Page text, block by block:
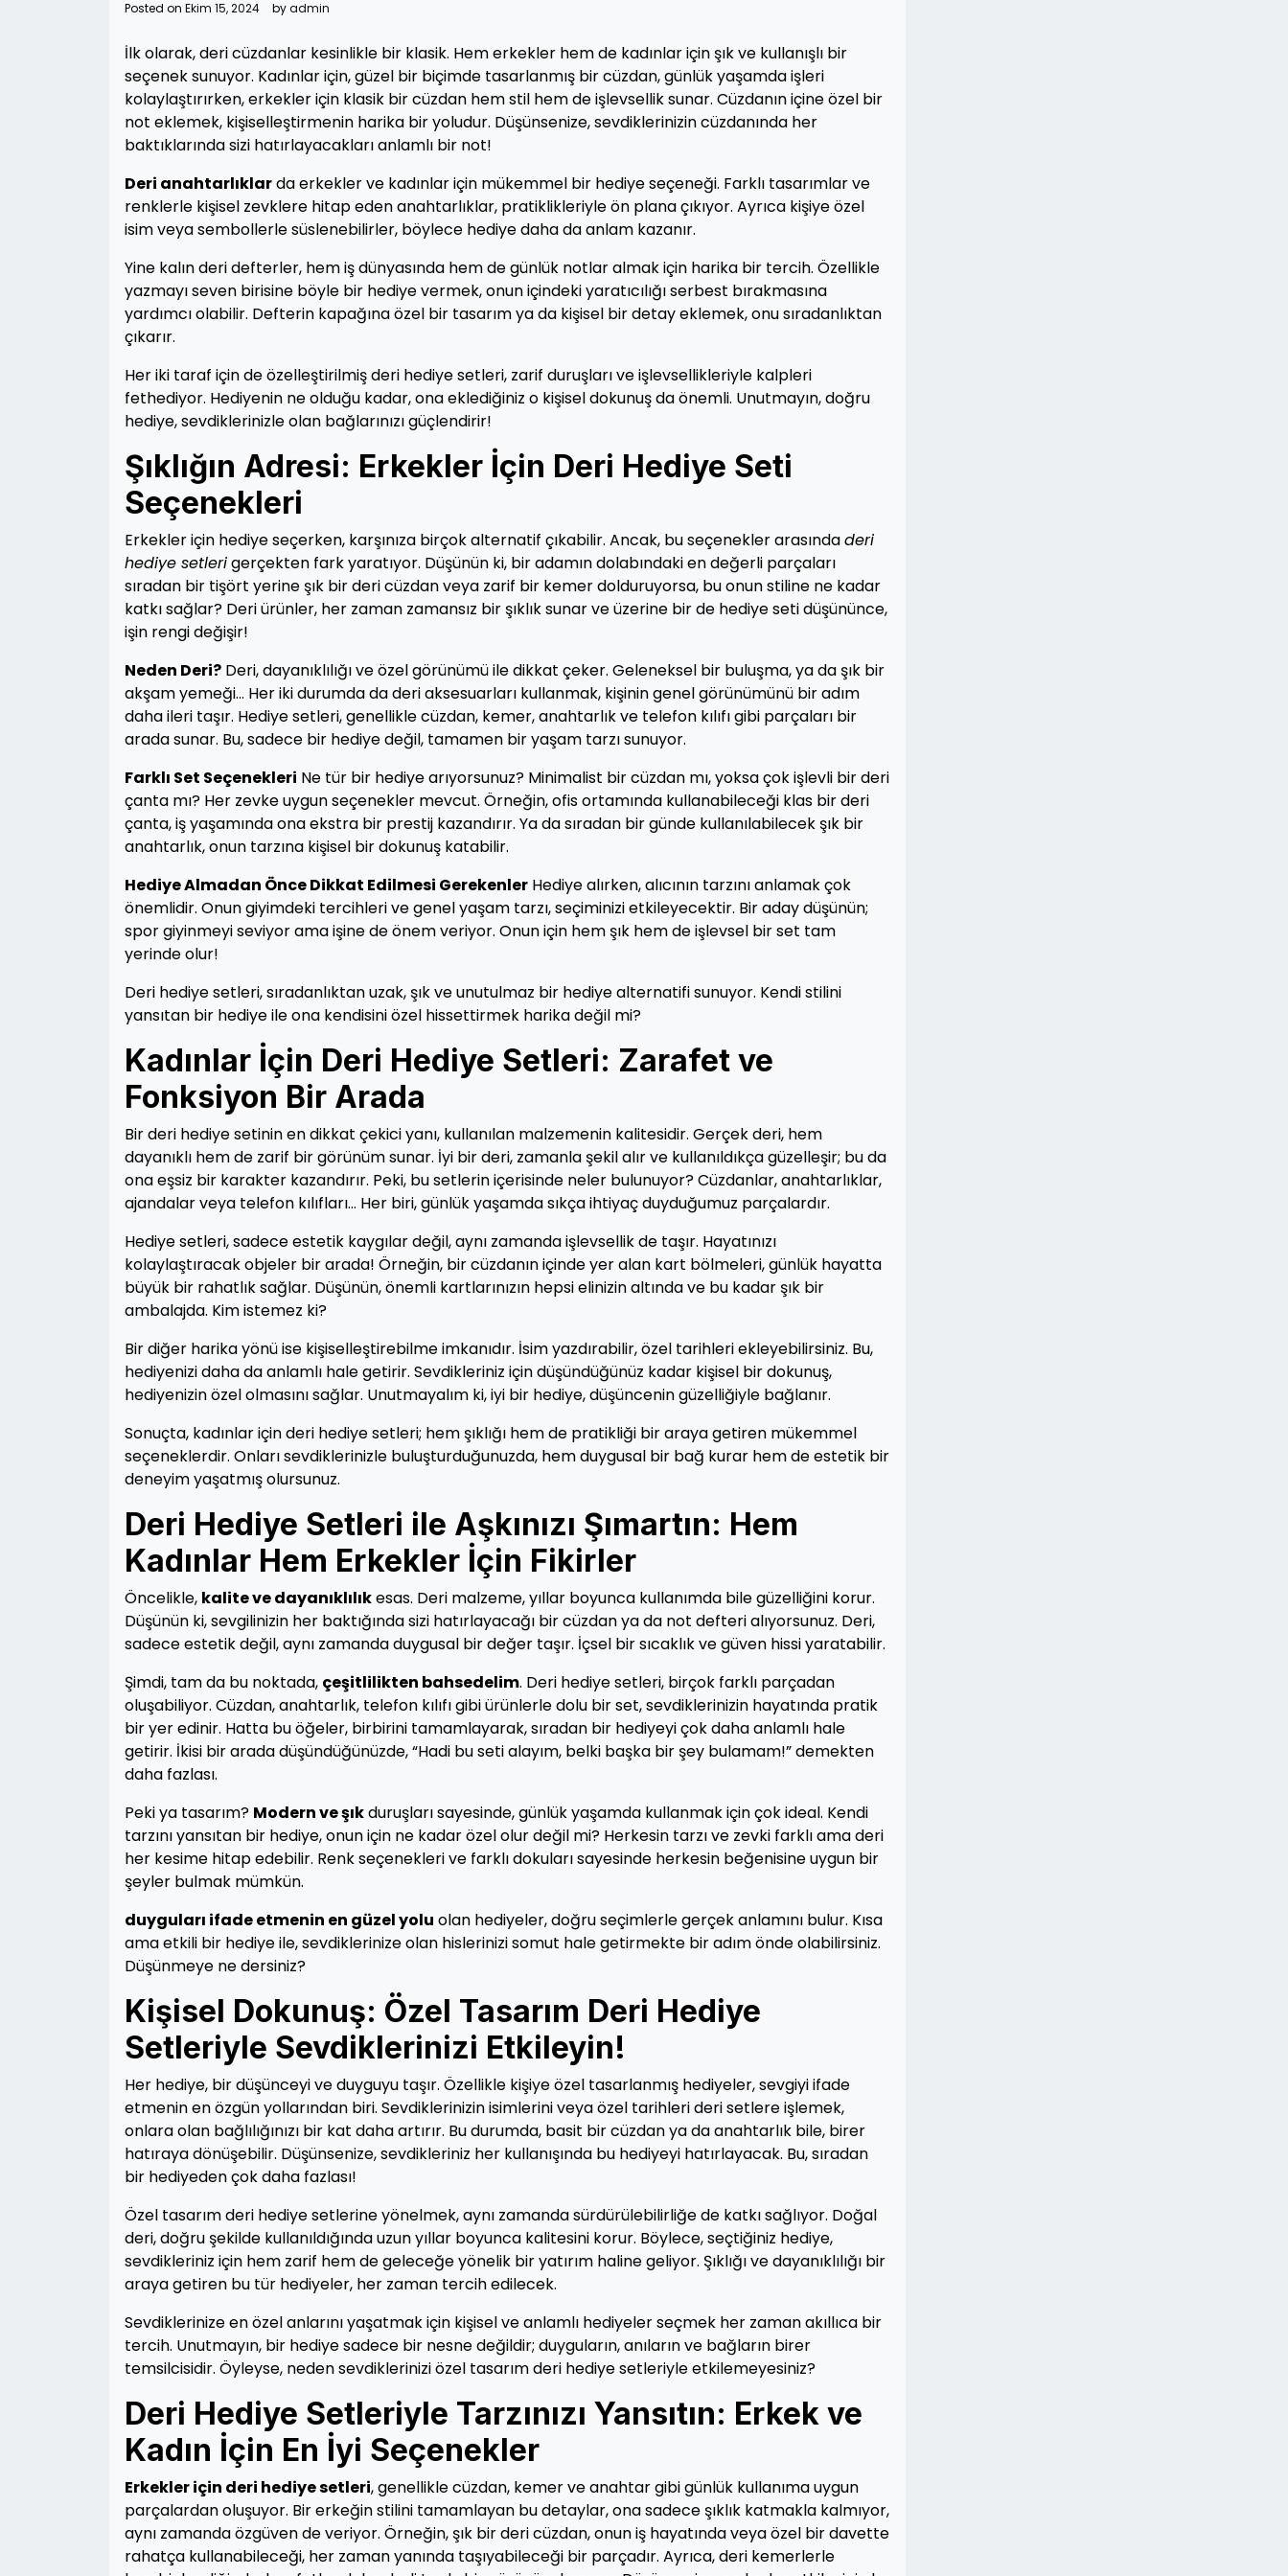
Posted on Ekim 15, 2024 byadmin
İlk olarak, deri cüzdanlar kesinlikle bir klasik. Hem erkekler hem de kadınlar için şık ve kullanışlı bir
seçenek sunuyor. Kadınlar için, güzel bir biçimde tasarlanmış bir cüzdan, günlük yaşamda işleri
kolaylaştırırken, erkekler için klasik bir cüzdan hem stil hem de işlevsellik sunar. Cüzdanın içine özel bir
not eklemek, kişiselleştirmenin harika bir yoludur. Düşünsenize, sevdiklerinizin cüzdanında her
baktıklarında sizi hatırlayacakları anlamlı bir not!
Deri anahtarlıklarda erkekler ve kadınlar için mükemmel bir hediye seçeneği. Farklı tasarımlar ve
renklerle kişisel zevklere hitap eden anahtarlıklar, pratiklikleriyle ön plana çıkıyor. Ayrıca kişiye özel
isim veya sembollerle süslenebilirler, böylece hediye daha da anlam kazanır.
Yine kalın deri defterler, hem iş dünyasında hem de günlük notlar almak için harika bir tercih. Özellikle
yazmayı seven birisine böyle bir hediye vermek, onun içindeki yaratıcılığı serbest bırakmasına
yardımcı olabilir. Defterin kapağına özel bir tasarım ya da kişisel bir detay eklemek, onu sıradanlıktan
çıkarır.
Her iki taraf için de özelleştirilmiş deri hediye setleri, zarif duruşları ve işlevsellikleriyle kalpleri
fethediyor. Hediyenin ne olduğu kadar, ona eklediğiniz o kişisel dokunuş da önemli. Unutmayın, doğru
hediye, sevdiklerinizle olan bağlarınızı güçlendirir!
Şıklığın Adresi: Erkekler İçin Deri Hediye Seti
Seçenekleri
Erkekler için hediye seçerken, karşınıza birçok alternatif çıkabilir. Ancak, bu seçenekler arasındaderi
hediye setlerigerçekten fark yaratıyor. Düşünün ki, bir adamın dolabındaki en değerli parçaları
sıradan bir tişört yerine şık bir deri cüzdan veya zarif bir kemer dolduruyorsa, bu onun stiline ne kadar
katkı sağlar? Deri ürünler, her zaman zamansız bir şıklık sunar ve üzerine bir de hediye seti düşününce,
işin rengi değişir!
Neden Deri? Deri, dayanıklılığı ve özel görünümü ile dikkat çeker. Geleneksel bir buluşma, ya da şık bir
akşam yemeği… Her iki durumda da deri aksesuarları kullanmak, kişinin genel görünümünü bir adım
daha ileri taşır. Hediye setleri, genellikle cüzdan, kemer, anahtarlık ve telefon kılıfı gibi parçaları bir
arada sunar. Bu, sadece bir hediye değil, tamamen bir yaşam tarzı sunuyor.
Farklı Set Seçenekleri Ne tür bir hediye arıyorsunuz? Minimalist bir cüzdan mı, yoksa çok işlevli bir deri
çanta mı? Her zevke uygun seçenekler mevcut. Örneğin, ofis ortamında kullanabileceği klas bir deri
çanta, iş yaşamında ona ekstra bir prestij kazandırır. Ya da sıradan bir günde kullanılabilecek şık bir
anahtarlık, onun tarzına kişisel bir dokunuş katabilir.
Hediye Almadan Önce Dikkat Edilmesi Gerekenler Hediye alırken, alıcının tarzını anlamak çok
önemlidir. Onun giyimdeki tercihleri ve genel yaşam tarzı, seçiminizi etkileyecektir. Bir aday düşünün;
spor giyinmeyi seviyor ama işine de önem veriyor. Onun için hem şık hem de işlevsel bir set tam
yerinde olur!
Deri hediye setleri, sıradanlıktan uzak, şık ve unutulmaz bir hediye alternatifi sunuyor. Kendi stilini
yansıtan bir hediye ile ona kendisini özel hissettirmek harika değil mi?
Kadınlar İçin Deri Hediye Setleri: Zarafet ve
Fonksiyon Bir Arada
Bir deri hediye setinin en dikkat çekici yanı, kullanılan malzemenin kalitesidir. Gerçek deri, hem
dayanıklı hem de zarif bir görünüm sunar. İyi bir deri, zamanla şekil alır ve kullanıldıkça güzelleşir; bu da
ona eşsiz bir karakter kazandırır. Peki, bu setlerin içerisinde neler bulunuyor? Cüzdanlar, anahtarlıklar,
ajandalar veya telefon kılıfları… Her biri, günlük yaşamda sıkça ihtiyaç duyduğumuz parçalardır.
Hediye setleri, sadece estetik kaygılar değil, aynı zamanda işlevsellik de taşır. Hayatınızı
kolaylaştıracak objeler bir arada! Örneğin, bir cüzdanın içinde yer alan kart bölmeleri, günlük hayatta
büyük bir rahatlık sağlar. Düşünün, önemli kartlarınızın hepsi elinizin altında ve bu kadar şık bir
ambalajda. Kim istemez ki?
Bir diğer harika yönü ise kişiselleştirebilme imkanıdır. İsim yazdırabilir, özel tarihleri ekleyebilirsiniz. Bu,
hediyenizi daha da anlamlı hale getirir. Sevdikleriniz için düşündüğünüz kadar kişisel bir dokunuş,
hediyenizin özel olmasını sağlar. Unutmayalım ki, iyi bir hediye, düşüncenin güzelliğiyle bağlanır.
Sonuçta, kadınlar için deri hediye setleri; hem şıklığı hem de pratikliği bir araya getiren mükemmel
seçeneklerdir. Onları sevdiklerinizle buluşturduğunuzda, hem duygusal bir bağ kurar hem de estetik bir
deneyim yaşatmış olursunuz.
Deri Hediye Setleri ile Aşkınızı Şımartın: Hem
Kadınlar Hem Erkekler İçin Fikirler
Öncelikle, kalite ve dayanıklılıkesas. Deri malzeme, yıllar boyunca kullanımda bile güzelliğini korur.
Düşünün ki, sevgilinizin her baktığında sizi hatırlayacağı bir cüzdan ya da not defteri alıyorsunuz. Deri,
sadece estetik değil, aynı zamanda duygusal bir değer taşır. İçsel bir sıcaklık ve güven hissi yaratabilir.
Şimdi, tam da bu noktada, çeşitlilikten bahsedelim. Deri hediye setleri, birçok farklı parçadan
oluşabiliyor. Cüzdan, anahtarlık, telefon kılıfı gibi ürünlerle dolu bir set, sevdiklerinizin hayatında pratik
bir yer edinir. Hatta bu öğeler, birbirini tamamlayarak, sıradan bir hediyeyi çok daha anlamlı hale
getirir. İkisi bir arada düşündüğünüzde, “Hadi bu seti alayım, belki başka bir şey bulamam!” demekten
daha fazlası.
Peki ya tasarım? Modern ve şıkduruşları sayesinde, günlük yaşamda kullanmak için çok ideal. Kendi
tarzını yansıtan bir hediye, onun için ne kadar özel olur değil mi? Herkesin tarzı ve zevki farklı ama deri
her kesime hitap edebilir. Renk seçenekleri ve farklı dokuları sayesinde herkesin beğenisine uygun bir
şeyler bulmak mümkün.
duyguları ifade etmenin en güzel yolu olan hediyeler, doğru seçimlerle gerçek anlamını bulur. Kısa
ama etkili bir hediye ile, sevdiklerinize olan hislerinizi somut hale getirmekte bir adım önde olabilirsiniz.
Düşünmeye ne dersiniz?
Kişisel Dokunuş: Özel Tasarım Deri Hediye
Setleriyle Sevdiklerinizi Etkileyin!
Her hediye, bir düşünceyi ve duyguyu taşır. Özellikle kişiye özel tasarlanmış hediyeler, sevgiyi ifade
etmenin en özgün yollarından biri. Sevdiklerinizin isimlerini veya özel tarihleri deri setlere işlemek,
onlara olan bağlılığınızı bir kat daha artırır. Bu durumda, basit bir cüzdan ya da anahtarlık bile, birer
hatıraya dönüşebilir. Düşünsenize, sevdikleriniz her kullanışında bu hediyeyi hatırlayacak. Bu, sıradan
bir hediyeden çok daha fazlası!
Özel tasarım deri hediye setlerine yönelmek, aynı zamanda sürdürülebilirliğe de katkı sağlıyor. Doğal
deri, doğru şekilde kullanıldığında uzun yıllar boyunca kalitesini korur. Böylece, seçtiğiniz hediye,
sevdikleriniz için hem zarif hem de geleceğe yönelik bir yatırım haline geliyor. Şıklığı ve dayanıklılığı bir
araya getiren bu tür hediyeler, her zaman tercih edilecek.
Sevdiklerinize en özel anlarını yaşatmak için kişisel ve anlamlı hediyeler seçmek her zaman akıllıca bir
tercih. Unutmayın, bir hediye sadece bir nesne değildir; duyguların, anıların ve bağların birer
temsilcisidir. Öyleyse, neden sevdiklerinizi özel tasarım deri hediye setleriyle etkilemeyesiniz?
Deri Hediye Setleriyle Tarzınızı Yansıtın: Erkek ve
Kadın İçin En İyi Seçenekler
Erkekler için deri hediye setleri, genellikle cüzdan, kemer ve anahtar gibi günlük kullanıma uygun
parçalardan oluşuyor. Bir erkeğin stilini tamamlayan bu detaylar, ona sadece şıklık katmakla kalmıyor,
aynı zamanda özgüven de veriyor. Örneğin, şık bir deri cüzdan, onun iş hayatında veya özel bir davette
rahatça kullanabileceği, her zaman yanında taşıyabileceği bir parçadır. Ayrıca, deri kemerlerle